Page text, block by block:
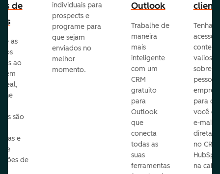
de
as
ao
em
real,
são
e
de
individuais para
prospects e
programe para
que sejam
enviados no
melhor
momento.
Outlook
Trabalhe de
maneira
mais
inteligente
com um
CRM
gratuito
para
Outlook
que
conecta
todas as
suas
ferramentas
Tenha
acesso
valioso
sobre as
para
você
e-mails
no
na